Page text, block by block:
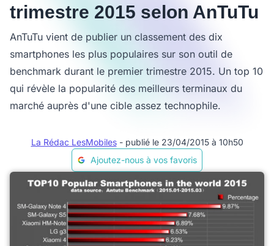
trimestre 2015 selon AnTuTu
AnTuTu vient de publier un classement des dix
smartphones les plus populaires sur son outil de
benchmark durant le premier trimestre 2015. Un top 10
qui révèle la popularité des meilleurs terminaux du
marché auprès d'une cible assez technophile.
La Rédac LesMobiles - publié le 23/04/2015 à 10h50
Ajoutez-nous à vos favoris